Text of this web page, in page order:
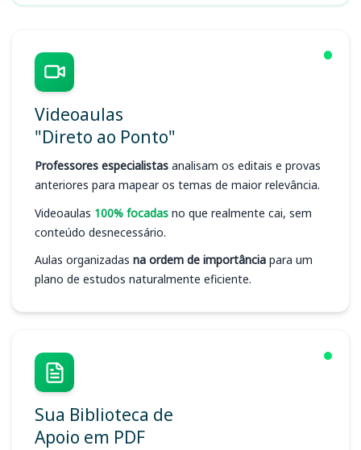
Videoaulas
"Direto ao Ponto"
Professores especialistas analisam os editais e provas
anteriores para mapear os temas de maior relevância.
Videoaulas 100% focadas no que realmente cai, sem
conteúdo desnecessário.
Aulas organizadas na ordem de importância para um
plano de estudos naturalmente eficiente.
Sua Biblioteca de
Apoio em PDF